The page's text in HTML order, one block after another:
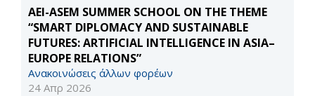
AEI-ASEM SUMMER SCHOOL ON THE THEME
“SMART DIPLOMACY AND SUSTAINABLE
FUTURES: ARTIFICIAL INTELLIGENCE IN ASIA–
EUROPE RELATIONS”
Ανακοινώσεις άλλων φορέων
24 Απρ 2026